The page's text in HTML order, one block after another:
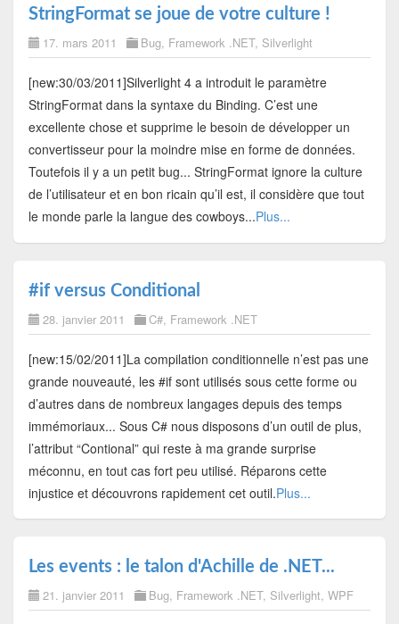
StringFormat se joue de votre culture !
17. mars 2011 Bug, Framework .NET, Silverlight
[new:30/03/2011]Silverlight 4 a introduit le paramètre
StringFormat dans la syntaxe du Binding. C’est une
excellente chose et supprime le besoin de développer un
convertisseur pour la moindre mise en forme de données.
Toutefois il y a un petit bug... StringFormat ignore la culture
de l’utilisateur et en bon ricain qu’il est, il considère que tout
le monde parle la langue des cowboys...Plus...
#if versus Conditional
28. janvier 2011 C#, Framework .NET
[new:15/02/2011]La compilation conditionnelle n’est pas une
grande nouveauté, les #if sont utilisés sous cette forme ou
d’autres dans de nombreux langages depuis des temps
immémoriaux... Sous C# nous disposons d’un outil de plus,
l’attribut “Contional” qui reste à ma grande surprise
méconnu, en tout cas fort peu utilisé. Réparons cette
injustice et découvrons rapidement cet outil.Plus...
Les events : le talon d'Achille de .NET...
21. janvier 2011 Bug, Framework .NET, Silverlight, WPF